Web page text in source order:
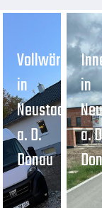
in
Neustadt
a. D.
Donau
in
a.